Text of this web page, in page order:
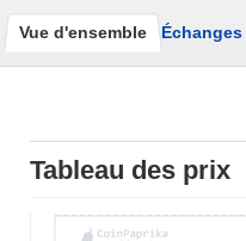
Vue d'ensemble Échanges
Tableau des prix